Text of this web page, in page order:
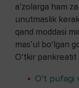
a’zolarga ham
unutmaslik
qand moddasi
mas’ul bo‘lgan
O‘tkir pankreatit
O‘t pufagi